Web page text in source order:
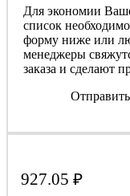
Для экономии
список
форму ниже или
менеджеры
заказа и сделают
927.05 ₽